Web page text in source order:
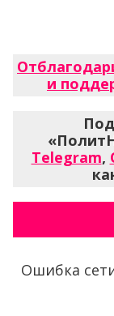
и
Telegram,
Ошибка